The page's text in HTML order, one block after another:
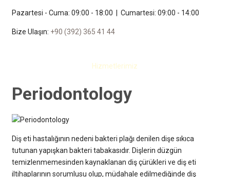
Pazartesi - Cuma: 09:00 - 18:00 | Cumartesi: 09:00 - 14:00
Bize Ulaşın: +90 (392) 365 41 44
Hizmetlerimiz
Periodontology
Diş eti hastalığının nedeni bakteri plağı denilen dişe sıkıca
tutunan yapışkan bakteri tabakasıdır. Dişlerin düzgün
temizlenmemesinden kaynaklanan diş çürükleri ve diş eti
iltihaplarının sorumlusu olup, müdahale edilmediğinde diş